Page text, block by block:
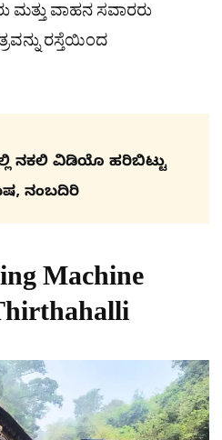
ಮತ್ತು ವಾಹನ ಸವಾರರು
ರಸ್ತೆಯಿಂದ
ನಕಲಿ ವಿಡಿಯೊ ಹರಿಬಿಟ್ಟು
ನಂಬದಿರಿ
Machine